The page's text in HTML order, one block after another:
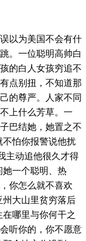
以为美国不会有什
。一位聪明高帅白
的白人女孩穷追不
点别扭，不知道那
的尊严。人家不同
上什么芳草。一
巴结她，她置之不
怕你报警说他扰
主动追他很久才得
她一个聪明、热
你怎么就不喜欢
州大山里贫穷落后
哪里与你何干之
听你的，你不愿意